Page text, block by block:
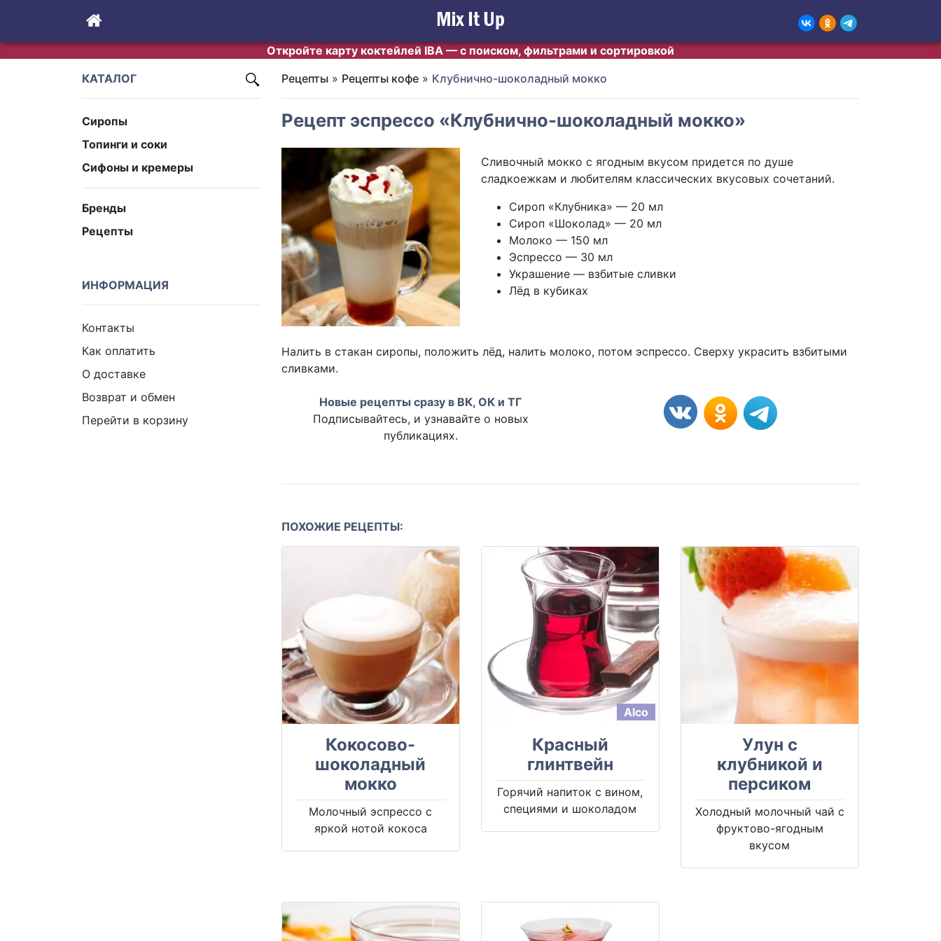
Откройте карту коктейлей IBA — с поиском, фильтрами и сортировкой
КАТАЛОГ
Сиропы
Топинги и соки
Сифоны и кремеры
Бренды
Рецепты
ИНФОРМАЦИЯ
Контакты
Как оплатить
О доставке
Возврат и обмен
Перейти в корзину
Рецепты » Рецепты кофе » Клубнично-шоколадный мокко
Рецепт эспрессо «Клубнично-шоколадный мокко»
Сливочный мокко с ягодным вкусом придется по душе
сладкоежкам и любителям классических вкусовых сочетаний.
Сироп «Клубника» — 20 мл
Сироп «Шоколад» — 20 мл
Молоко — 150 мл
Эспрессо — 30 мл
Украшение — взбитые сливки
Лёд в кубиках
Налить в стакан сиропы, положить лёд, налить молоко, потом эспрессо. Сверху украсить взбитыми
сливками.
Новые рецепты сразу в ВК, ОК и ТГ
Подписывайтесь, и узнавайте о новых
публикациях.
ПОХОЖИЕ РЕЦЕПТЫ:
Кокосово-
шоколадный
мокко
Молочный эспрессо с
яркой нотой кокоса
Alco
Красный
глинтвейн
Горячий напиток с вином,
специями и шоколадом
Улун с
клубникой и
персиком
Холодный молочный чай с
фруктово-ягодным
вкусом